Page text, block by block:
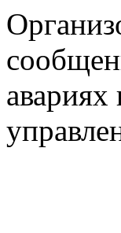
авариях